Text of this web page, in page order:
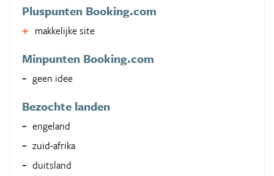
Pluspunten Booking.com
makkelijke site
Minpunten Booking.com
geen idee
Bezochte landen
engeland
zuid-afrika
duitsland